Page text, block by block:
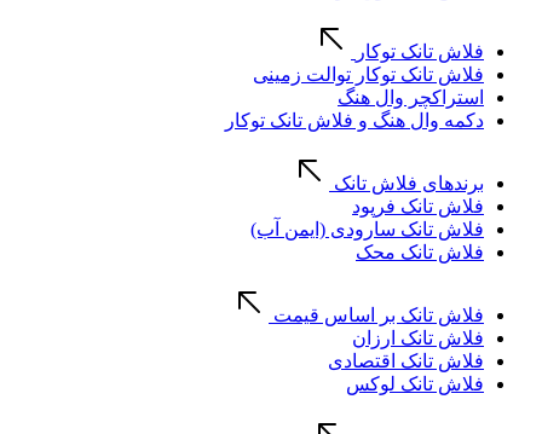
فلاش تانک توکار
فلاش تانک توکار توالت زمینی
استراکچر وال هنگ
دکمه وال هنگ و فلاش تانک توکار
برندهای فلاش تانک
فلاش تانک فرپود
فلاش تانک سارودی (ایمن آب)
فلاش تانک محک
فلاش تانک بر اساس قیمت
فلاش تانک ارزان
فلاش تانک اقتصادی
فلاش تانک لوکس